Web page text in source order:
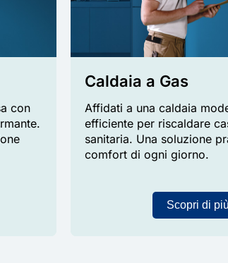
con
Caldaia a Gas
Affidati a una caldaia
efficiente per riscaldare
sanitaria. Una soluzione
comfort di ogni giorno.
Scopri di più